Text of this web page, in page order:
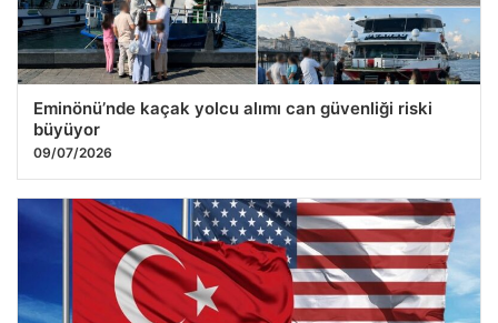
Eminönü’nde kaçak yolcu alımı can güvenliği riski
büyüyor
09/07/2026